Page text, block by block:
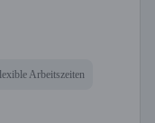
Arbeitszeiten